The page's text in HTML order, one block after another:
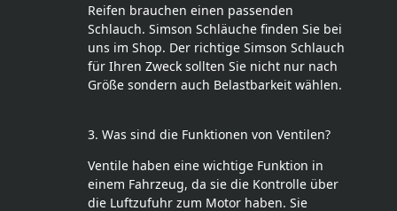
Reifen brauchen einen passenden
Schlauch. Simson Schläuche finden Sie bei
uns im Shop. Der richtige Simson Schlauch
für Ihren Zweck sollten Sie nicht nur nach
Größe sondern auch Belastbarkeit wählen.
3. Was sind die Funktionen von Ventilen?
Ventile haben eine wichtige Funktion in
einem Fahrzeug, da sie die Kontrolle über
die Luftzufuhr zum Motor haben. Sie